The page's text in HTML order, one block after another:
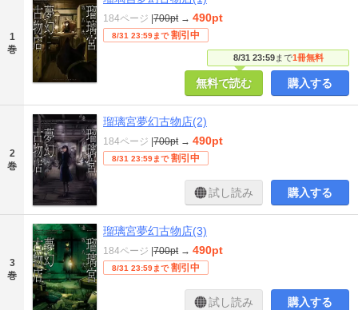
1
巻
8/31 23:59まで1冊無料
184ページ 700pt → 490pt
8/31 23:59まで 割引中
無料で読む 購入する
2
巻
瑠璃宮夢幻古物店(2)
184ページ 700pt → 490pt
8/31 23:59まで 割引中
試し読み 購入する
3
巻
瑠璃宮夢幻古物店(3)
184ページ 700pt → 490pt
8/31 23:59まで 割引中
試し読み 購入する